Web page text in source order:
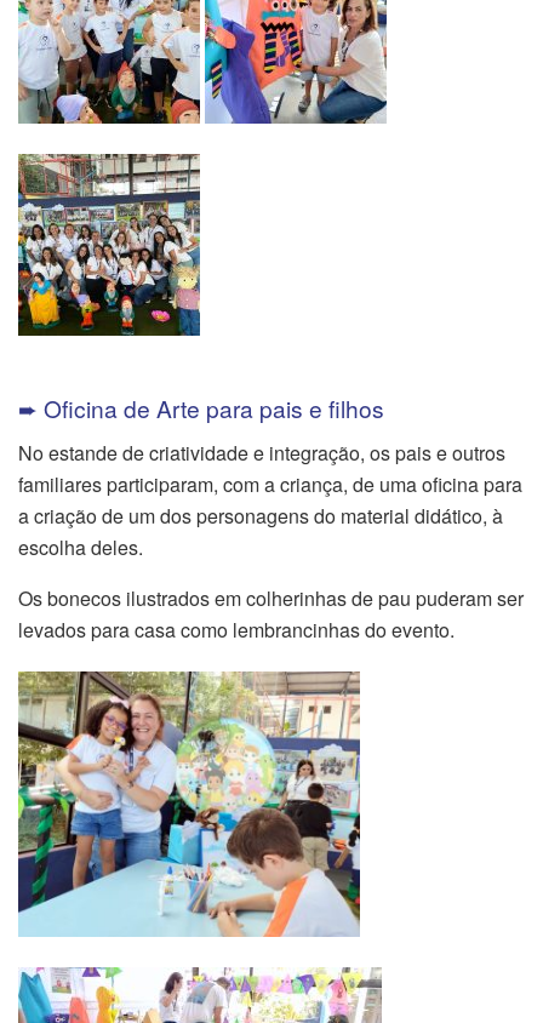
➨ Oficina de Arte para pais e filhos
No estande de criatividade e integração, os pais e outros
familiares participaram, com a criança, de uma oficina para
a criação de um dos personagens do material didático, à
escolha deles.
Os bonecos ilustrados em colherinhas de pau puderam ser
levados para casa como lembrancinhas do evento.